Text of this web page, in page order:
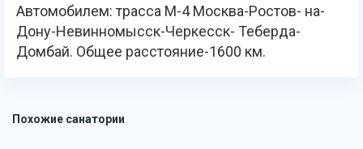
Автомобилем: трасса М-4 Москва-Ростов- на-
Дону-Невинномысск-Черкесск- Теберда-
Домбай. Общее расстояние-1600 км.
Похожие санатории